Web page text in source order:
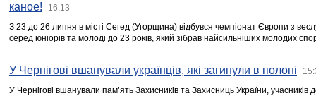
каное!
16:13
З 23 до 26 липня в місті Сегед (Угорщина) відбувся чемпіонат Європи з
серед юніорів та молоді до 23 років, який зібрав найсильніших молодих
У Чернігові вшанували українців, які загинули в полоні
У Чернігові вшанували пам’ять Захисників та Захисниць України,